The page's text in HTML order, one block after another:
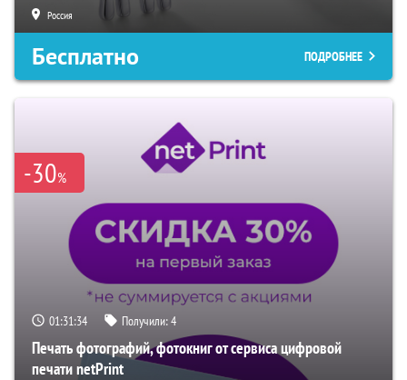
Россия
Бесплатно ПОДРОБНЕЕ
-30%
01:31:33 Получили:4
Печать фотографий, фотокниг от сервиса цифровой
печати netPrint